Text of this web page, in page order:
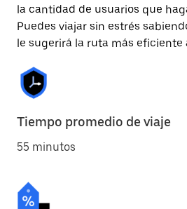
la cantidad de usuarios que
Puedes viajar sin estrés
le sugerirá la ruta más eficiente
Tiempo promedio de viaje
55 minutos